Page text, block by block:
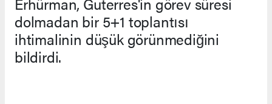
dolmadan bir 5+1 toplantısı
ihtimalinin düşük görünmediğini
bildirdi.